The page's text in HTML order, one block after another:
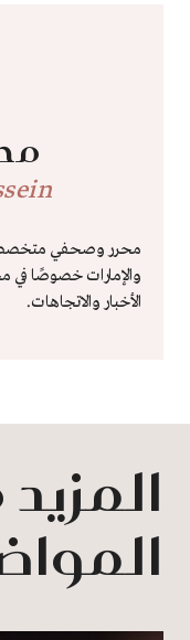
محرر وصحفي متخصص
والإمارات خصوصًا في
الأخبار والاتجاهات.